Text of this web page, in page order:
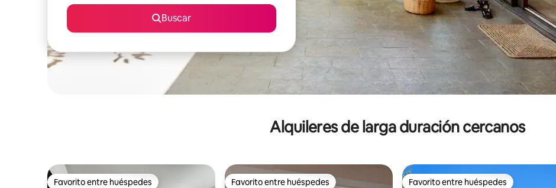
Buscar
Alquileres de larga duración cercanos
Favorito entre huéspedes Favorito entre huéspedes Favorito entre huéspedes